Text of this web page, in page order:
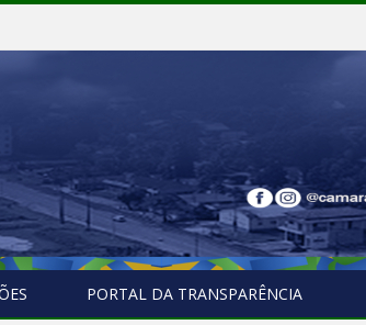
PORTAL DA TRANSPARÊNCIA